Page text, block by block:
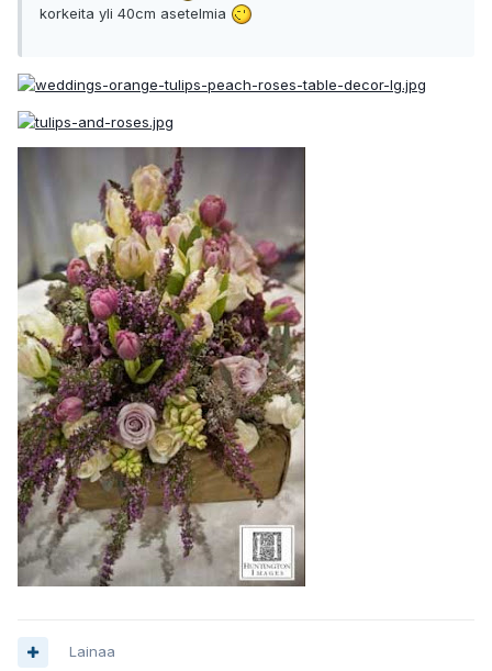
korkeita yli 40cm asetelmia
Lainaa